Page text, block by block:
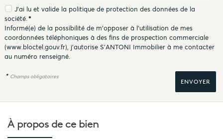
J'ai lu et valide la politique de protection des donnéesde la
société.*
Informé(e) de la possibilité de m'opposer à l'utilisation de mes
coordonnées téléphoniques à des fins de prospection commerciale
(www.bloctel.gouv.fr), j'autorise S'ANTONI Immobilier à me contacter
au numéro renseigné.
* Champs obligatoires
À propos de ce bien